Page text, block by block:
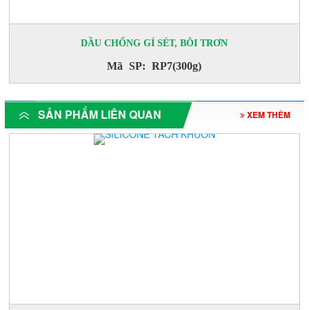
DẦU CHỐNG GỈ SÉT, BÔI TRƠN
Mã SP: RP7(300g)
SẢN PHẨM LIÊN QUAN XEM THÊM